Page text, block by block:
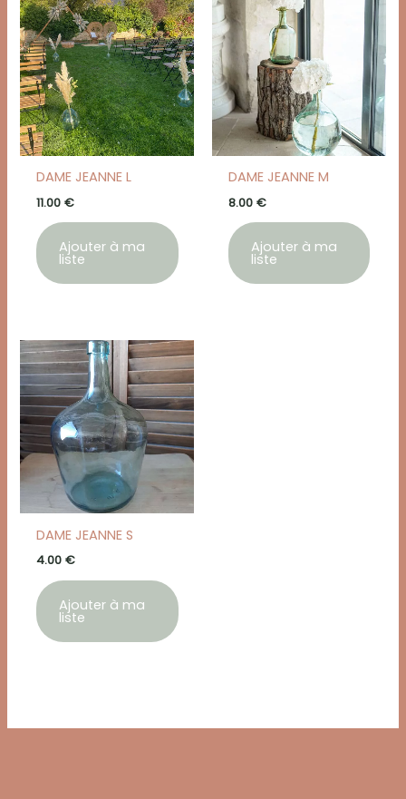
DAME JEANNE L
11.00 €
Ajouter à ma
liste
DAME JEANNE M
8.00 €
Ajouter à ma
liste
DAME JEANNE S
4.00 €
Ajouter à ma
liste